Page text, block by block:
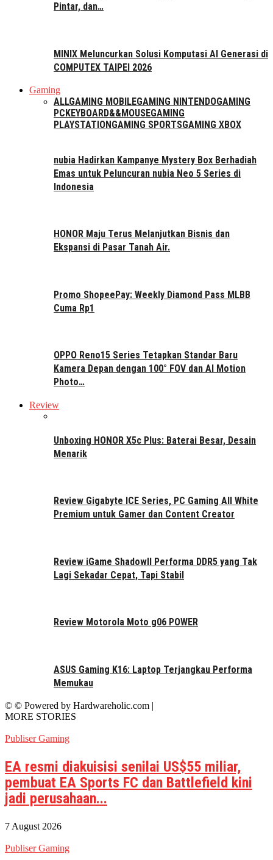
Pintar, dan…
MINIX Meluncurkan Solusi Komputasi AI Generasi di
COMPUTEX TAIPEI 2026
Gaming
ALLGAMING MOBILEGAMING NINTENDOGAMING
PC KEYBOARD&&MOUSEGAMING
PLAYSTATION GAMING SPORTSGAMING XBOX
nubia Hadirkan Kampanye Mystery Box Berhadiah
Emas untuk Peluncuran nubia Neo 5 Series di
Indonesia
HONOR Maju Terus Melanjutkan Bisnis dan
Ekspansi di Pasar Tanah Air.
Promo ShopeePay: Weekly Diamond Pass MLBB
Cuma Rp1
OPPO Reno15 Series Tetapkan Standar Baru
Kamera Depan dengan 100° FOV dan AI Motion
Photo…
Review
Unboxing HONOR X5c Plus: Baterai Besar, Desain
Menarik
Review Gigabyte ICE Series, PC Gaming All White
Premium untuk Gamer dan Content Creator
Review iGame ShadowII Performa DDR5 yang Tak
Lagi Sekadar Cepat, Tapi Stabil
Review Motorola Moto g06 POWER
ASUS Gaming K16: Laptop Terjangkau Performa
Memukau
© © Powered by Hardwareholic.com |
MORE STORIES
Publiser Gaming
EA resmi diakuisisi senilai US$55 miliar,
pembuat EA Sports FC dan Battlefield kini
jadi perusahaan...
7 August 2026
Publiser Gaming